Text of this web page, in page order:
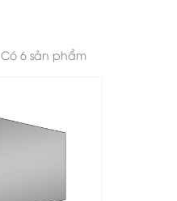
Có 6 sản phẩm